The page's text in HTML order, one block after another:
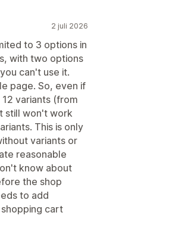
2 juli 2026
to 3 options in
with two options
can't use it.
page. So, even if
variants (from
still won't work
This is only
variants or
reasonable
know about
the shop
to add
cart